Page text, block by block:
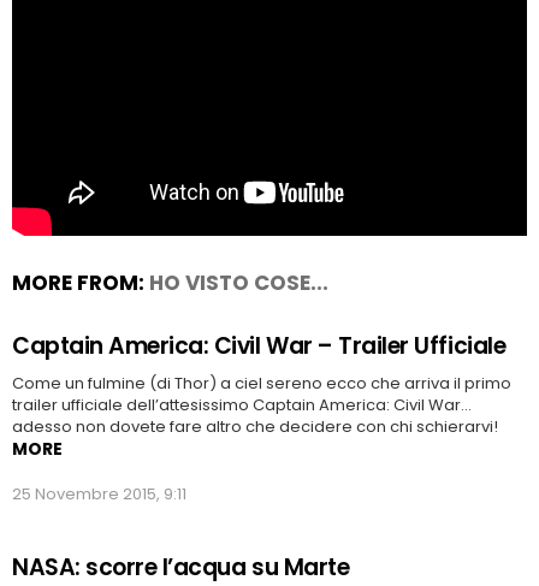
MORE FROM: HO VISTO COSE...
Captain America: Civil War – Trailer Ufficiale
Come un fulmine (di Thor) a ciel sereno ecco che arriva il primo
trailer ufficiale dell’attesissimo Captain America: Civil War…
adesso non dovete fare altro che decidere con chi schierarvi!
MORE
25 Novembre 2015, 9:11
NASA: scorre l’acqua su Marte